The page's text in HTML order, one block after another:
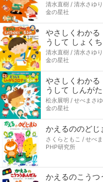
清水直樹 / 清水さゆ
知育研究所
金の星社
やさしくわか
うして しょく
清水直樹 / 清水さゆ
知育研究所
金の星社
やさしくわか
うして しんが
松永展明 / せべまさ
金の星社
かえるののどじ
さくらともこ / せべ
PHP研究所
かえるのこうつ